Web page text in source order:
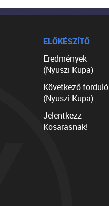
ELŐKÉSZÍTŐ
Eredmények
(Nyuszi Kupa)
Következő forduló
(Nyuszi Kupa)
Jelentkezz
Kosarasnak!